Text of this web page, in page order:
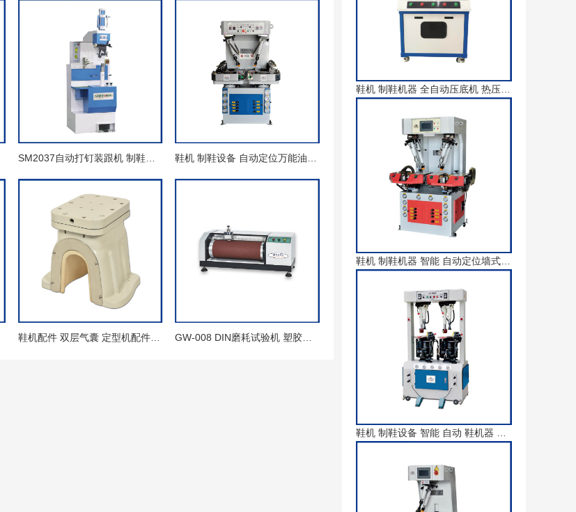
SM2037自动打钉装跟机 制鞋成型线 制鞋设备
鞋机配件 双层气囊 定型机配件 硅胶配件 鞋机用硅胶 机械零部件 GW-008 DIN磨耗试验机 塑胶大底耐磨试验机 砂纸橡胶滚筒摩擦检测仪 橡胶塑胶抗磨